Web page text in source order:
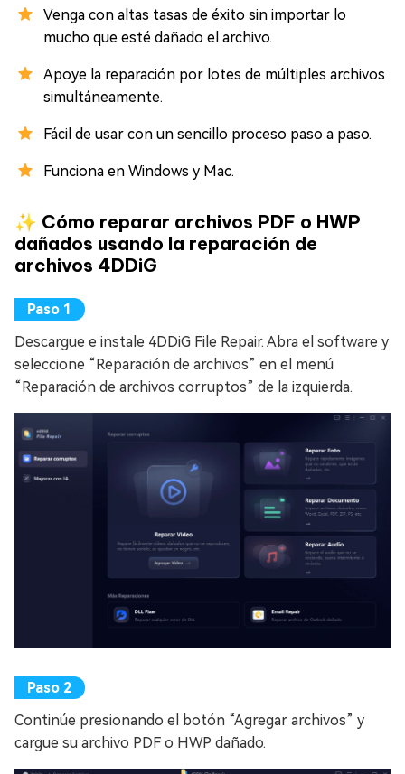
Venga con altas tasas de éxito sin importar lo
mucho que esté dañado el archivo.
Apoye la reparación por lotes de múltiples archivos
simultáneamente.
Fácil de usar con un sencillo proceso paso a paso.
Funciona en Windows y Mac.
✨ Cómo reparar archivos PDF o HWP
dañados usando la reparación de
archivos 4DDiG
Descargue e instale 4DDiG File Repair. Abra el software y
seleccione “Reparación de archivos” en el menú
“Reparación de archivos corruptos” de la izquierda.
Continúe presionando el botón “Agregar archivos” y
cargue su archivo PDF o HWP dañado.